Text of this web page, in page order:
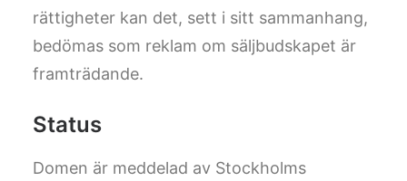
rättigheter kan det, sett i sitt sammanhang,
bedömas som reklam om säljbudskapet är
framträdande.
Status
Domen är meddelad av Stockholms